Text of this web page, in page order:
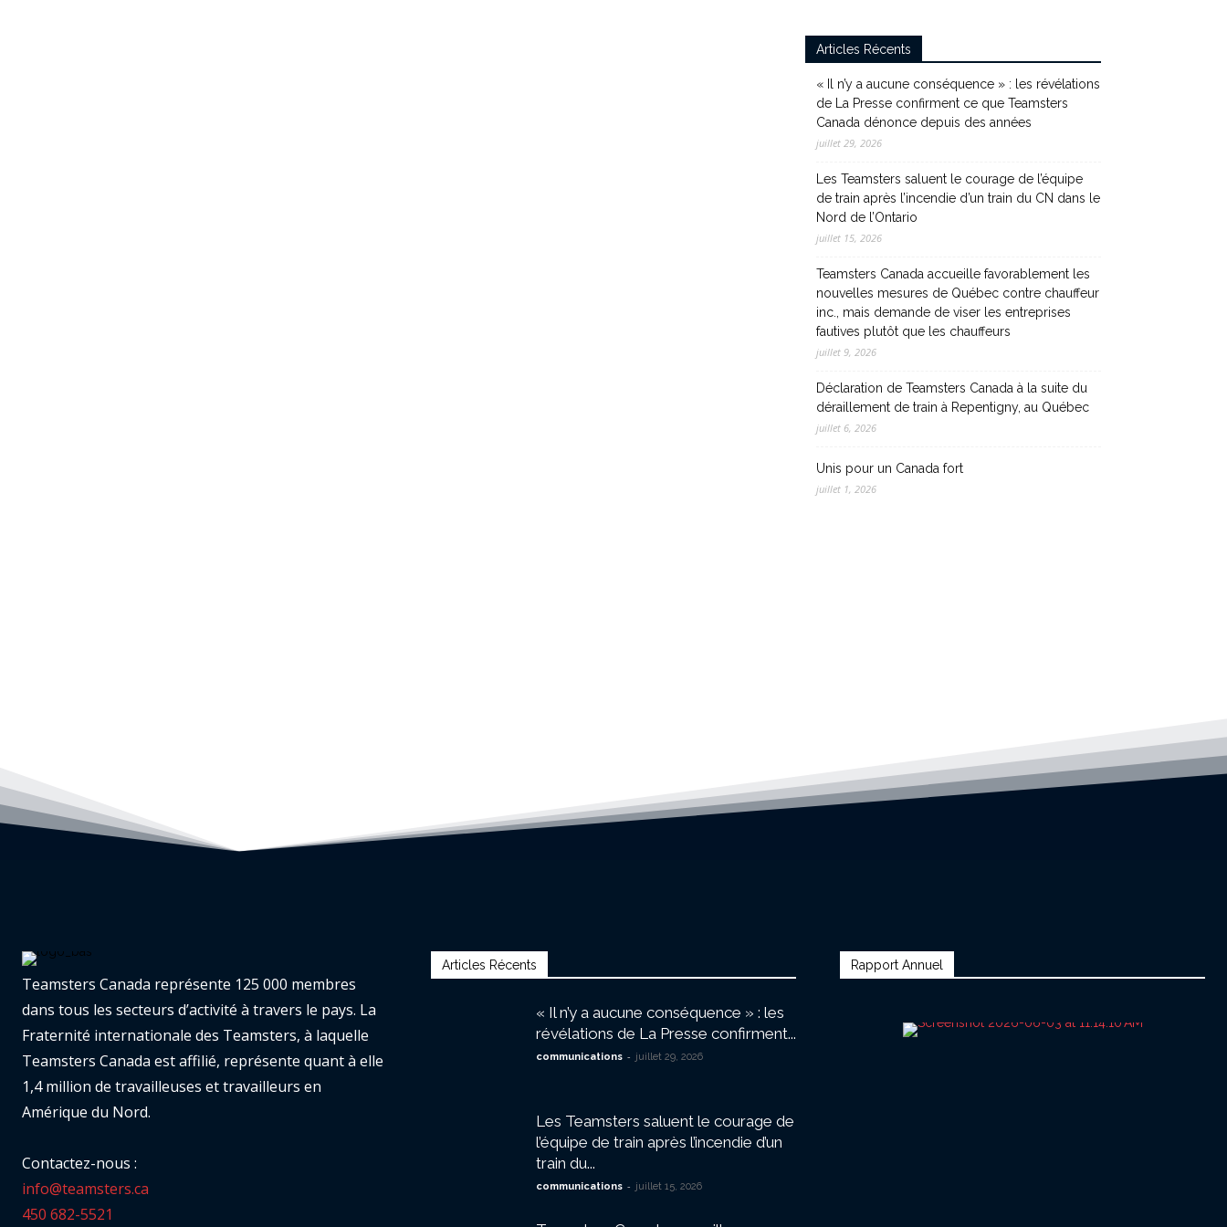
Articles Récents
« Il n’y a aucune conséquence » : les révélations
de La Presse confirment ce que Teamsters
Canada dénonce depuis des années
juillet 29, 2026
Les Teamsters saluent le courage de l’équipe
de train après l’incendie d’un train du CN dans le
Nord de l’Ontario
juillet 15, 2026
Teamsters Canada accueille favorablement les
nouvelles mesures de Québec contre chauffeur
inc., mais demande de viser les entreprises
fautives plutôt que les chauffeurs
juillet 9, 2026
Déclaration de Teamsters Canada à la suite du
déraillement de train à Repentigny, au Québec
juillet 6, 2026
Unis pour un Canada fort
juillet 1, 2026
Teamsters Canada représente 125 000 membres
dans tous les secteurs d’activité à travers le pays. La
Fraternité internationale des Teamsters, à laquelle
Teamsters Canada est affilié, représente quant à elle
1,4 million de travailleuses et travailleurs en
Amérique du Nord.
Contactez-nous :
info@teamsters.ca
450 682-5521
Articles Récents
« Il n’y a aucune conséquence » : les
révélations de La Presse confirment...
communications - juillet 29, 2026
Les Teamsters saluent le courage de
l’équipe de train après l’incendie d’un
train du...
communications - juillet 15, 2026
Rapport Annuel